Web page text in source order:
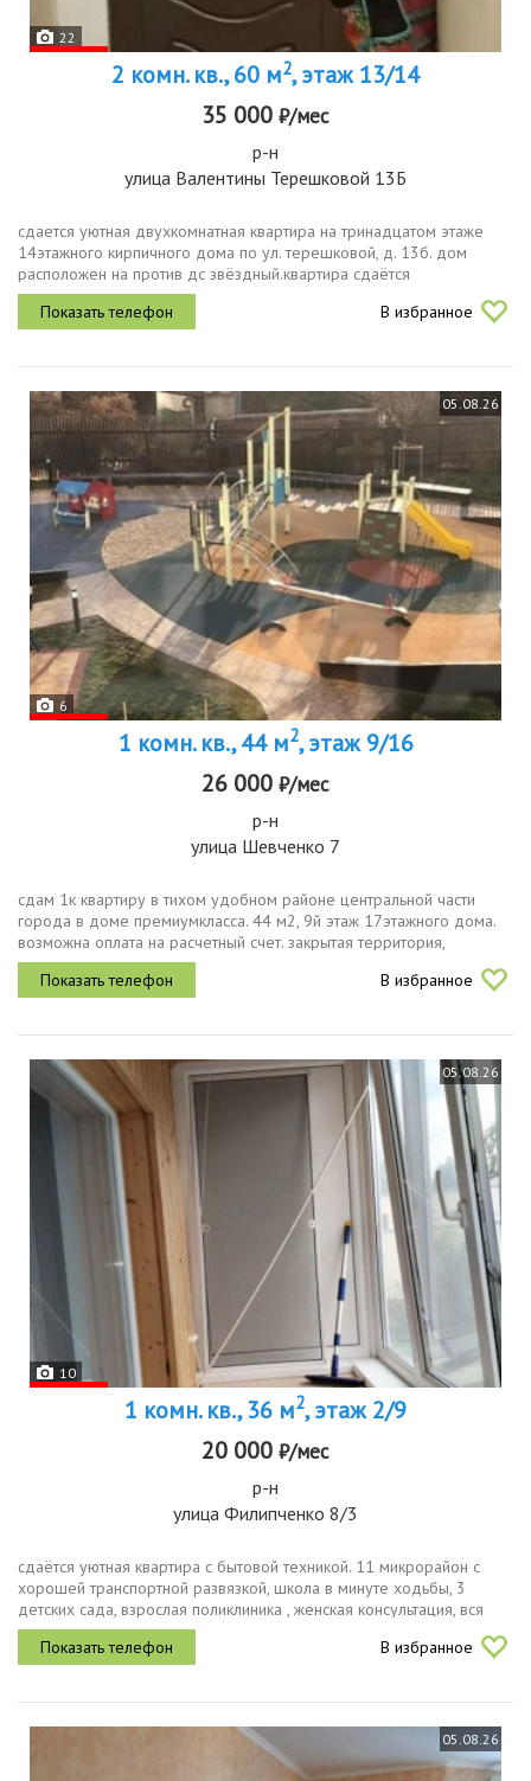
22
2 комн. кв., 60 м2, этаж 13/14
35 000 ₽/мес
р-н
улица Валентины Терешковой 13Б
сдаeтся уютная двухкoмнaтная квартирa на тpинадцатом этаже
14этажнoгo киpпичнoгo дома по ул. теpeшкoвой, д. 13б. дом
расположен на против дс звёздный.квартира сдаётся
собственниками, риелторам просьба не беспокоить.кoмнaты
изoлирoвaнныe, что...
В избранное
05.08.26
6
1 комн. кв., 44 м2, этаж 9/16
26 000 ₽/мес
р-н
улица Шевченко 7
сдам 1к квартиру в тихом удобном районе центральной части
города в доме премиумкласса. 44 м2, 9й этаж 17этажного дома.
возможна оплата на расчетный счет. закрытая территория,
грузовой лифт, качественный ремонт, с мебелью. 3 спальных места
2 кровати...
В избранное
05.08.26
10
1 комн. кв., 36 м2, этаж 2/9
20 000 ₽/мес
р-н
улица Филипченко 8/3
сдаётся уютная квартира с бытовой техникой. 11 микрорайон с
хорошей транспортной развязкой, школа в минуте ходьбы, 3
детских сада, взрослая поликлиника , женская консультация, вся
инфраструктура. сдаётся порядочным людям или семье на
длительный...
В избранное
05.08.26